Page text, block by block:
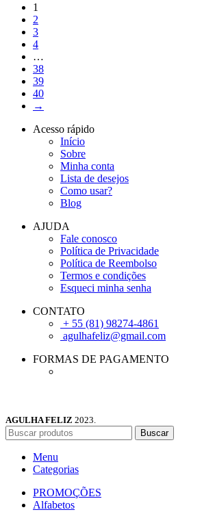
1
2
3
4
…
38
39
40
→
Acesso rápido
Início
Sobre
Minha conta
Lista de desejos
Como usar?
Blog
AJUDA
Fale conosco
Política de Privacidade
Política de Reembolso
Termos e condições
Esqueci minha senha
CONTATO
+ 55 (81) 98274-4861
agulhafeliz@gmail.com
FORMAS DE PAGAMENTO
AGULHA FELIZ 2023.
Buscar
Menu
Categorias
PROMOÇÕES
Alfabetos